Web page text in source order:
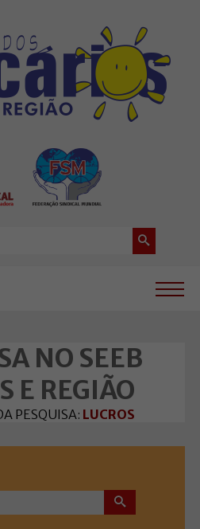
NO SEEB
E REGIÃO
PESQUISA: LUCROS